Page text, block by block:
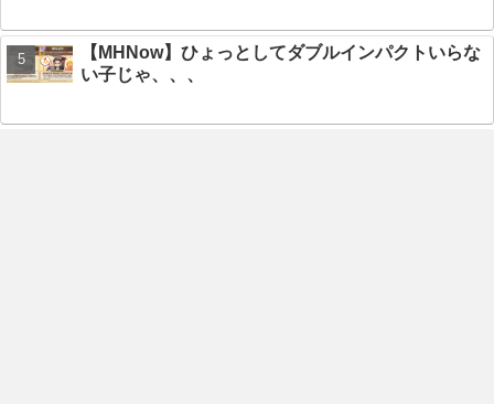
【MHNow】ひょっとしてダブルインパクトいらな
い子じゃ、、、